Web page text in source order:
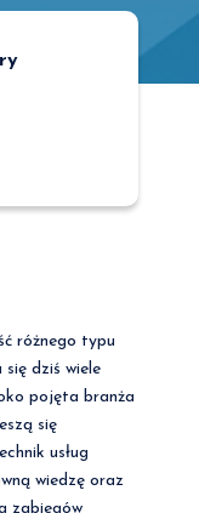
różnego typu
dziś wiele
pojęta branża
się
usług
wiedzę oraz
zabiegów